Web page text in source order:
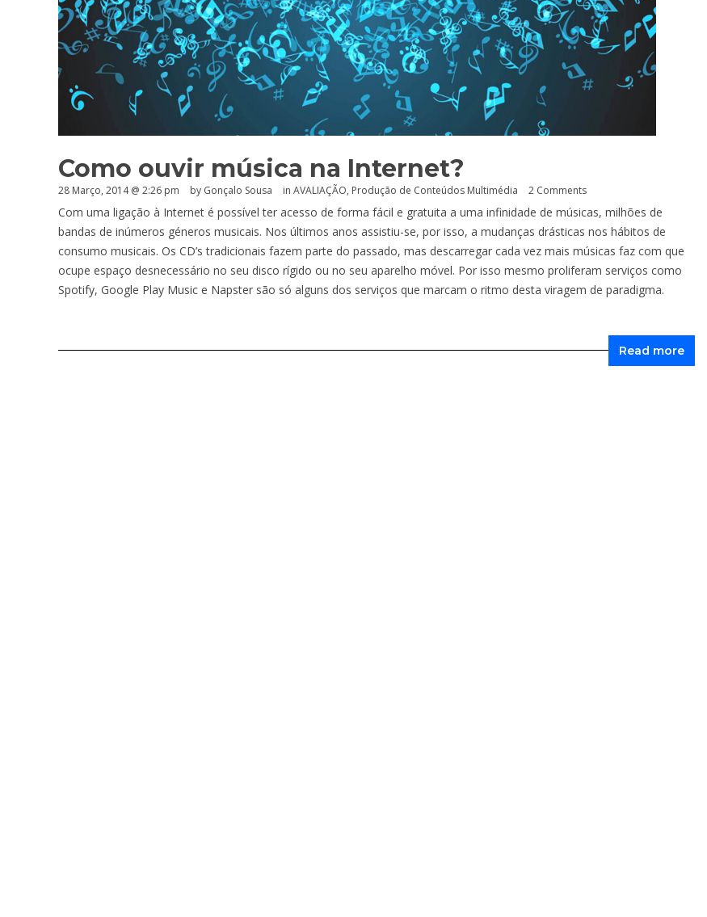
Como ouvir música na Internet?
28 Março, 2014 @ 2:26 pm by Gonçalo Sousa in AVALIAÇÃO, Produção de Conteúdos Multimédia 2 Comments
Com uma ligação à Internet é possível ter acesso de forma fácil e gratuita a uma infinidade de músicas, milhões de
bandas de inúmeros géneros musicais. Nos últimos anos assistiu-se, por isso, a mudanças drásticas nos hábitos de
consumo musicais. Os CD’s tradicionais fazem parte do passado, mas descarregar cada vez mais músicas faz com que
ocupe espaço desnecessário no seu disco rígido ou no seu aparelho móvel. Por isso mesmo proliferam serviços como
Spotify, Google Play Music e Napster são só alguns dos serviços que marcam o ritmo desta viragem de paradigma.
Read more